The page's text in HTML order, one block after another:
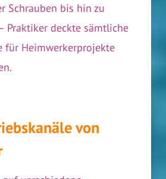
Schrauben bis hin zu
Praktiker deckte sämtliche
für Heimwerkerprojekte
von